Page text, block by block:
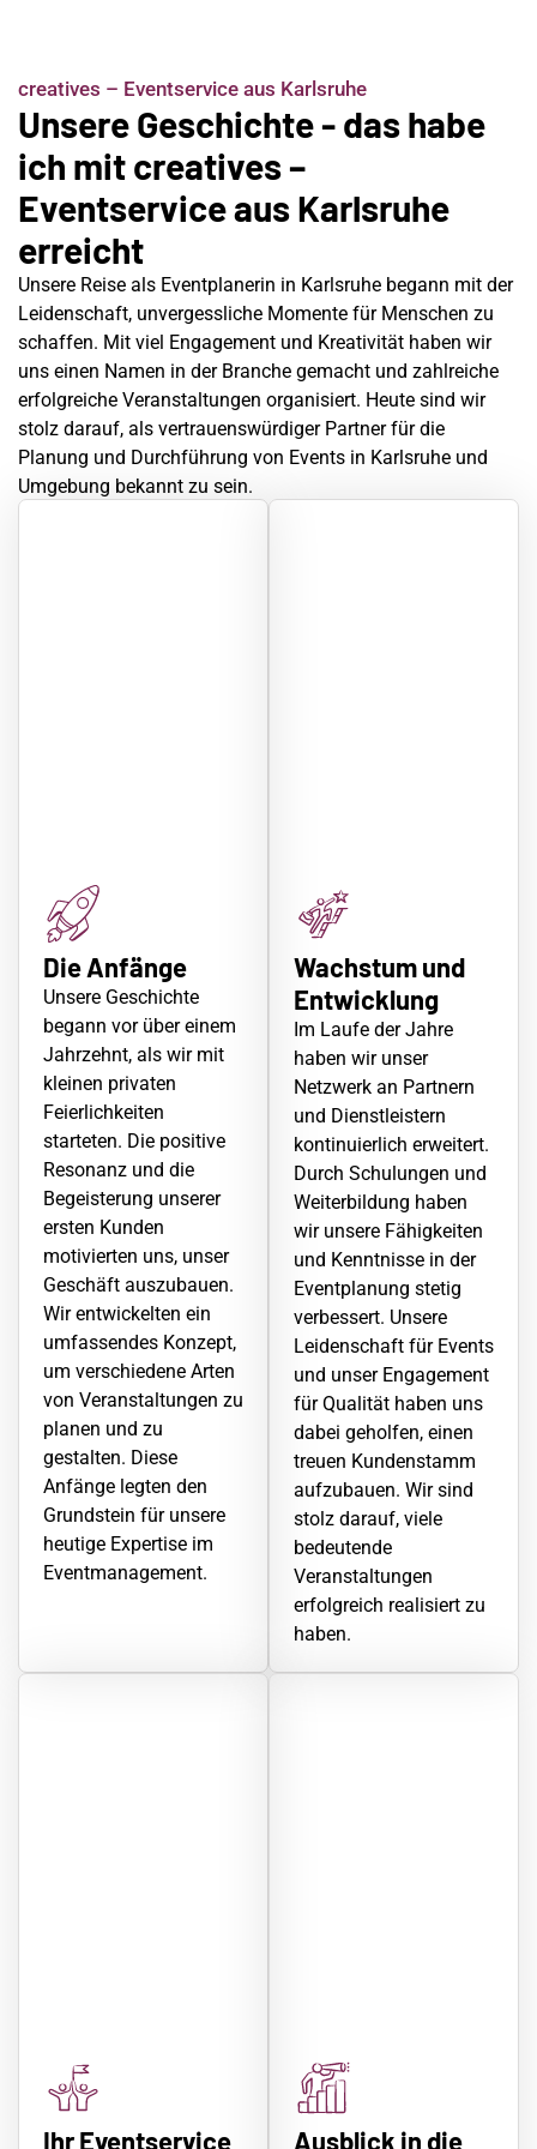
creatives – Eventservice aus Karlsruhe
Unsere Geschichte - das habe
ich mit creatives –
Eventservice aus Karlsruhe
erreicht
Unsere Reise als Eventplanerin in Karlsruhe begann mit der
Leidenschaft, unvergessliche Momente für Menschen zu
schaffen. Mit viel Engagement und Kreativität haben wir
uns einen Namen in der Branche gemacht und zahlreiche
erfolgreiche Veranstaltungen organisiert. Heute sind wir
stolz darauf, als vertrauenswürdiger Partner für die
Planung und Durchführung von Events in Karlsruhe und
Umgebung bekannt zu sein.
Die Anfänge
Unsere Geschichte
begann vor über einem
Jahrzehnt, als wir mit
kleinen privaten
Feierlichkeiten
starteten. Die positive
Resonanz und die
Begeisterung unserer
ersten Kunden
motivierten uns, unser
Geschäft auszubauen.
Wir entwickelten ein
umfassendes Konzept,
um verschiedene Arten
von Veranstaltungen zu
planen und zu
gestalten. Diese
Anfänge legten den
Grundstein für unsere
heutige Expertise im
Eventmanagement.
Wachstum und
Entwicklung
Im Laufe der Jahre
haben wir unser
Netzwerk an Partnern
und Dienstleistern
kontinuierlich erweitert.
Durch Schulungen und
Weiterbildung haben
wir unsere Fähigkeiten
und Kenntnisse in der
Eventplanung stetig
verbessert. Unsere
Leidenschaft für Events
und unser Engagement
für Qualität haben uns
dabei geholfen, einen
treuen Kundenstamm
aufzubauen. Wir sind
stolz darauf, viele
bedeutende
Veranstaltungen
erfolgreich realisiert zu
haben.
Ihr Eventservice Ausblick in die